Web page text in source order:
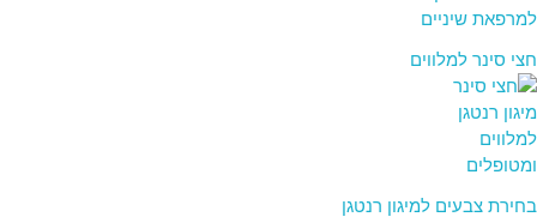
חצי סינר למלווים
בחירת צבעים למיגון רנטגן